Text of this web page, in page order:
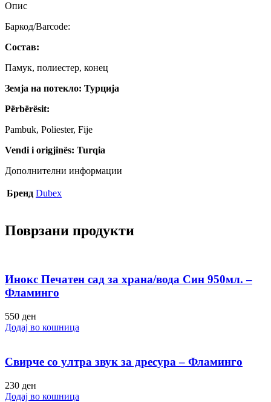
количина
Опис
Баркод/Barcode:
Состав:
Памук, полиестер, конец
Земја на потекло: Турција
Përbërësit:
Pambuk, Poliester, Fije
Vendi i origjinës: Turqia
Дополнителни информации
Бренд Dubex
Поврзани продукти
Инокс Печатен сад за храна/вода Син 950мл. –
Фламинго
550 ден
Додај во кошница
Свирче со ултра звук за дресура – Фламинго
230 ден
Додај во кошница